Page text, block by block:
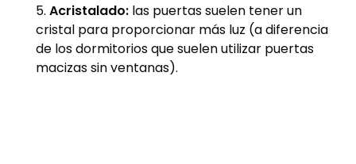
Acristalado: las puertas suelen tener un
cristal para proporcionar más luz (a diferencia
de los dormitorios que suelen utilizar puertas
macizas sin ventanas).